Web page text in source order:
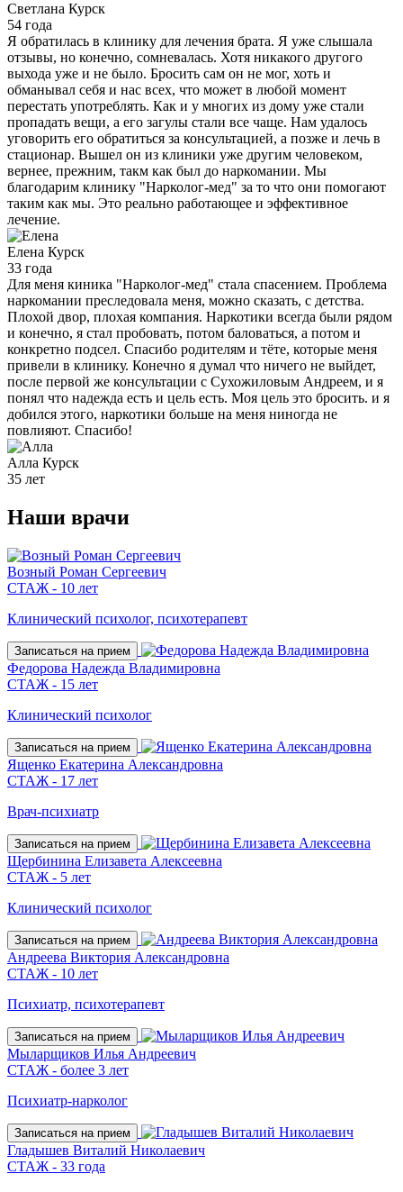
Светлана Курск
54 года
Я обратилась в клинику для лечения брата. Я уже слышала
отзывы, но конечно, сомневалась. Хотя никакого другого
выхода уже и не было. Бросить сам он не мог, хоть и
обманывал себя и нас всех, что может в любой момент
перестать употреблять. Как и у многих из дому уже стали
пропадать вещи, а его загулы стали все чаще. Нам удалось
уговорить его обратиться за консультацией, а позже и лечь в
стационар. Вышел он из клиники уже другим человеком,
вернее, прежним, такм как был до наркомании. Мы
благодарим клинику "Нарколог-мед" за то что они помогают
таким как мы. Это реально работающее и эффективное
лечение.
Елена Курск
33 года
Для меня киника "Нарколог-мед" стала спасением. Проблема
наркомании преследовала меня, можно сказать, с детства.
Плохой двор, плохая компания. Наркотики всегда были рядом
и конечно, я стал пробовать, потом баловаться, а потом и
конкретно подсел. Спасибо родителям и тёте, которые меня
привели в клинику. Конечно я думал что ничего не выйдет,
после первой же консультации с Сухожиловым Андреем, и я
понял что надежда есть и цель есть. Моя цель это бросить. и я
добился этого, наркотики больше на меня ниногда не
повлияют. Спасибо!
Алла Курск
35 лет
Наши врачи
Возный Роман Сергеевич
СТАЖ - 10 лет
Клинический психолог, психотерапевт
Записаться на прием
Федорова Надежда Владимировна
СТАЖ - 15 лет
Клинический психолог
Записаться на прием
Ященко Екатерина Александровна
СТАЖ - 17 лет
Врач-психиатр
Записаться на прием
Щербинина Елизавета Алексеевна
СТАЖ - 5 лет
Клинический психолог
Записаться на прием
Андреева Виктория Александровна
СТАЖ - 10 лет
Психиатр, психотерапевт
Записаться на прием
Мыларщиков Илья Андреевич
СТАЖ - более 3 лет
Психиатр-нарколог
Записаться на прием
Гладышев Виталий Николаевич
СТАЖ - 33 года